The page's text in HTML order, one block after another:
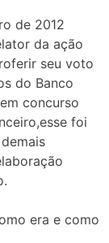
de 2012
da ação
seu voto
do Banco
concurso
foi
era e como